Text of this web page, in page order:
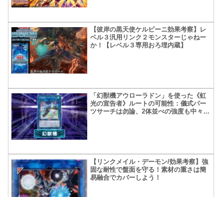
【彼岸の黒天使ケルビーニ効果考察】レ
ベル３汎用リンク２モンスターじゃねー
か！【レベル３専用おろ埋内蔵】
「幻獣機アウローラドン」を使った《虹
光の宣告者》ルートの可能性：儀式パー
ツサーチは勿論、2体並べの強度も中々！
【リンクメイル・デーモン/効果考察】強
固な耐性で盤面を守る！素材の重さは簡
易融合でカバーしよう！